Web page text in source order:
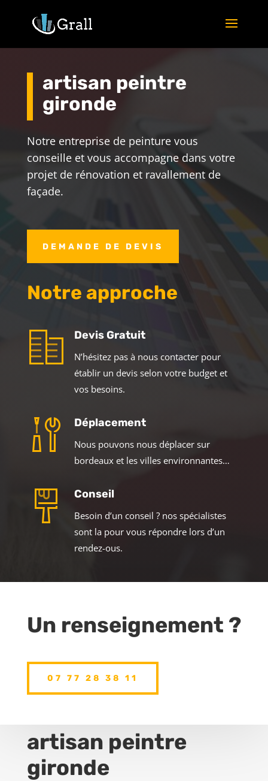
artisan peintre
gironde
Notre entreprise de peinture vous
conseille et vous accompagne dans votre
projet de rénovation et ravallement de
façade.
DEMANDE DE DEVIS
Notre approche
Devis Gratuit
N’hésitez pas à nous contacter pour
établir un devis selon votre budget et
vos besoins.
Déplacement
Nous pouvons nous déplacer sur
bordeaux et les villes environnantes…
Conseil
Besoin d’un conseil ? nos spécialistes
sont la pour vous répondre lors d’un
rendez-ous.
Un renseignement ?
07 77 28 38 11
artisan peintre
gironde